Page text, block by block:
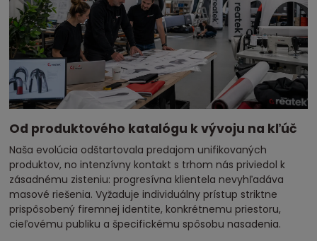
Od produktového katalógu k vývoju na kľúč
Naša evolúcia odštartovala predajom unifikovaných
produktov, no intenzívny kontakt s trhom nás priviedol k
zásadnému zisteniu: progresívna klientela nevyhľadáva
masové riešenia. Vyžaduje individuálny prístup striktne
prispôsobený firemnej identite, konkrétnemu priestoru,
cieľovému publiku a špecifickému spôsobu nasadenia.